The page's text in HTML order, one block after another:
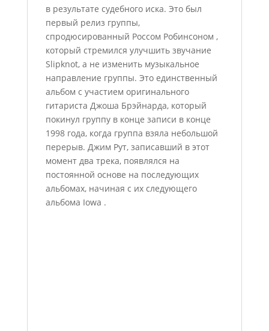
в результате судебного иска. Это был
первый релиз группы,
спродюсированный Россом Робинсоном ,
который стремился улучшить звучание
Slipknot, а не изменить музыкальное
направление группы. Это единственный
альбом с участием оригинального
гитариста Джоша Брэйнарда, который
покинул группу в конце записи в конце
1998 года, когда группа взяла небольшой
перерыв. Джим Рут, записавший в этот
момент два трека, появлялся на
постоянной основе на последующих
альбомах, начиная с их следующего
альбома Iowa .